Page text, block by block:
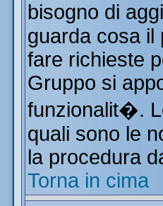
bisogno di
guarda cosa il
fare richieste
Gruppo si
funzionalit�.
quali sono le
la procedura
Torna in cima